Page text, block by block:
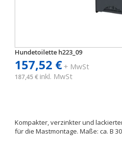
Hundetoilette h223_09
157,52 €+ MwSt
187,45 € inkl. MwSt
Kompakter, verzinkter und
für die Mastmontage. Maße: ca. B 30